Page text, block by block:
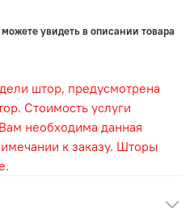
увидеть в описании товара
штор, предусмотрена
Стоимость услуги
необходима данная
к заказу. Шторы